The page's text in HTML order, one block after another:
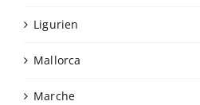
Ligurien
Mallorca
Marche